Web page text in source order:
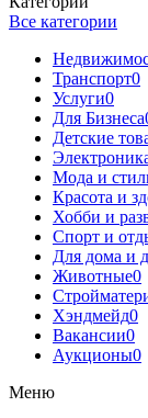
Все категории
Транспорт0
Услуги0
Для Бизнеса
Детские
Мода и
Красота и
Хобби и
Спорт и
Для дома и
Животные0
Хэндмейд0
Вакансии0
Аукционы0
Меню